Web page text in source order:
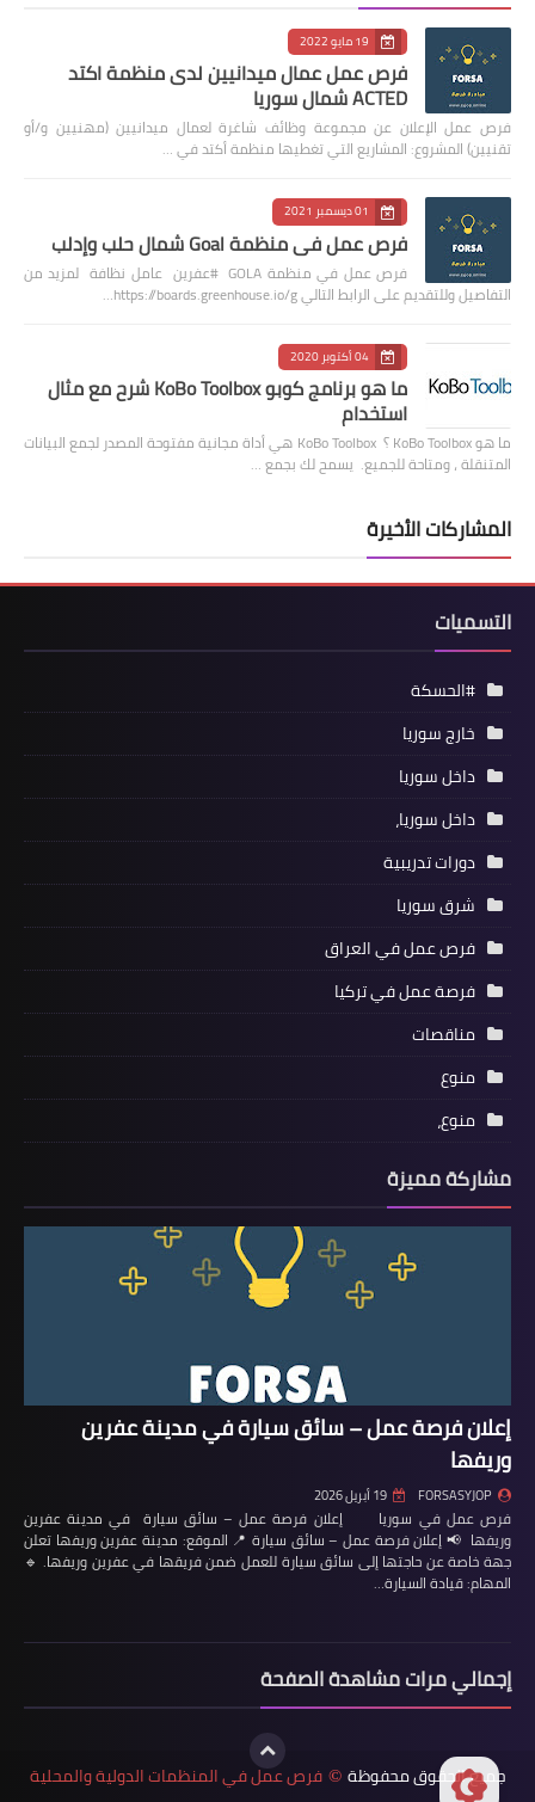
19 مايو 2022
فرص عمل عمال ميدانيين لدى منظمة اكتد
ACTED شمال سوريا
فرص عمل الإعلان عن مجموعة وظائف شاغرة لعمال ميدانيين (مهنيين و/أو
تقنيين) المشروع: المشاريع التي تغطيها منظمة أكتد في …
01 ديسمبر 2021
فرص عمل في منظمة Goal شمال حلب وإدلب
فرص عمل في منظمة GOLA #عفرين عامل نظافة لمزيد من
التفاصيل وللتقديم على الرابط التالي https://boards.greenhouse.io/g…
04 أكتوبر 2020
ما هو برنامج كوبو KoBo Toolbox شرح مع مثال
استخدام
ما هو KoBo Toolbox ؟ KoBo Toolbox هي أداة مجانية مفتوحة المصدر لجمع البيانات
المتنقلة ، ومتاحة للجميع. يسمح لك بجمع …
المشاركات الأخيرة
التسميات
#الحسكة
خارج سوريا
داخل سوريا
داخل سوريا،
دورات تدريبية
شرق سوريا
فرص عمل في العراق
فرصة عمل في تركيا
مناقصات
منوع
منوع،
مشاركة مميزة
إعلان فرصة عمل – سائق سيارة في مدينة عفرين
وريفها
FORSASYJOP 19 أبريل 2026
فرص عمل في سوريا إعلان فرصة عمل – سائق سيارة في مدينة عفرين
وريفها 📢 إعلان فرصة عمل – سائق سيارة 📍 الموقع: مدينة عفرين وريفها تعلن
جهة خاصة عن حاجتها إلى سائق سيارة للعمل ضمن فريقها في عفرين وريفها. 🔹
المهام: قيادة السيارة…
إجمالي مرات مشاهدة الصفحة
جميع الحقوق محفوظة © فرص عمل في المنظمات الدولية والمحلية